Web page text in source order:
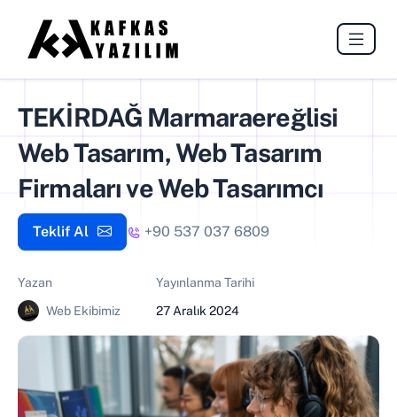
TEKİRDAĞ Marmaraereğlisi
Web Tasarım, Web Tasarım
Firmaları ve Web Tasarımcı
Teklif Al +90 537 037 6809
Yazan
Web Ekibimiz
Yayınlanma Tarihi
27 Aralık 2024